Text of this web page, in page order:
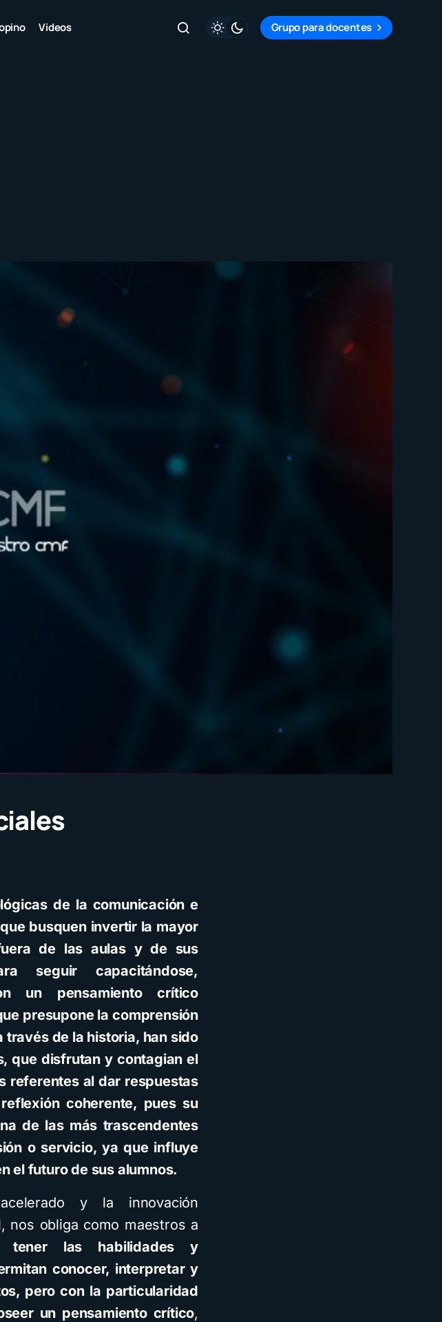
Videos Grupo para docentes
de la comunicación e
busquen invertir la mayor
de las aulas y de sus
seguir capacitándose,
un pensamiento crítico
presupone la comprensión
través de la historia, han sido
que disfrutan y contagian el
referentes al dar respuestas
coherente, pues su
de las más trascendentes
o servicio, ya que influye
el futuro de sus alumnos.
y la innovación
nos obliga como maestros a
tener las habilidades y
conocer, interpretar y
pero con la particularidad
un pensamiento crítico,